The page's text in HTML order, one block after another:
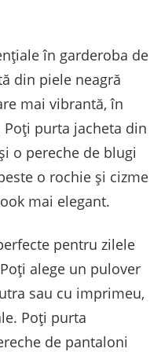
în garderoba de
din piele neagră
mai vibrantă, în
purta jacheta din
o pereche de blugi
o rochie și cizme
mai elegant.
pentru zilele
alege un pulover
sau cu imprimeu,
Poți purta
de pantaloni